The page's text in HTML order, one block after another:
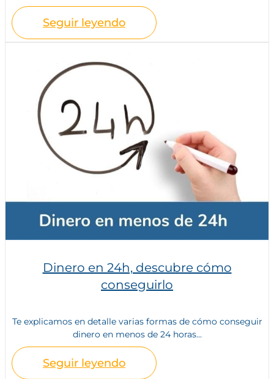
Seguir leyendo
Dinero en 24h, descubre cómo
conseguirlo
Te explicamos en detalle varias formas de cómo conseguir
dinero en menos de 24 horas...
Seguir leyendo